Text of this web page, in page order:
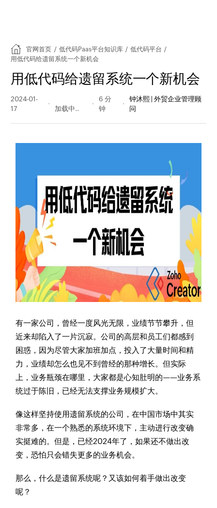
官网首页 / 低代码Paas平台知识库 / 低代码平台 /
用低代码给遗留系统一个新机会
用低代码给遗留系统一个新机会
2024-01-
17
量
6 分
钟
钟沐熙 | 外贸企业管理顾
问
有一家公司，曾经一度风光无限，业绩节节攀升，但
近来却陷入了一片沉寂。公司的高层和员工们都感到
困惑，因为尽管大家加班加点，投入了大量时间和精
力，业绩却怎么也见不到曾经的那种增长。但实际
上，业务瓶颈在哪里，大家都是心知肚明的——业务系
统过于陈旧，已经无法支撑业务规模扩大。
像这样坚持使用遗留系统的公司，在中国市场中其实
非常多，在一个熟悉的系统环境下，主动进行改变确
实挺难的。但是，已经2024年了，如果还不做出改
变，恐怕只会错失更多的业务机会。
那么，什么是遗留系统呢？又该如何着手做出改变
呢？